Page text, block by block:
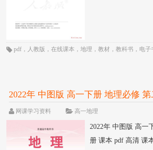
pdf ， 人教版 ，在线课本 ，地理 ，教材 ，教科书 ， 电子
2022年 中图版 高一下册 地理必修
高清
网课学习资料 高一地理
2022年 中图版 高一
册 课本 pdf 高清 课